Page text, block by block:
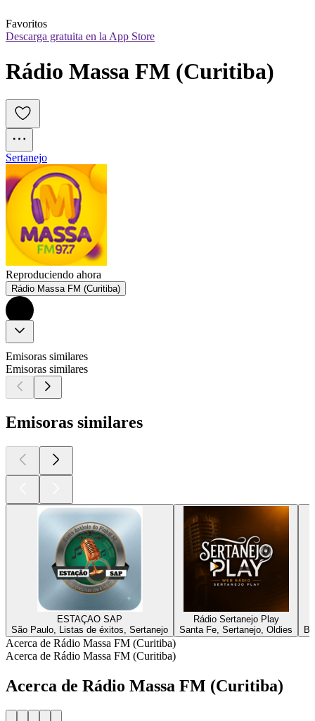
Favoritos
Descarga gratuita en la App Store
Rádio Massa FM (Curitiba)
Sertanejo
Reproduciendo ahora
Rádio Massa FM (Curitiba)
Emisoras similares
Emisoras similares
Emisoras similares
ESTAÇAO SAP
São Paulo, Listas de éxitos, Sertanejo
Rádio Sertanejo Play
Santa Fe, Sertanejo, Oldies
Acerca de Rádio Massa FM (Curitiba)
Acerca de Rádio Massa FM (Curitiba)
Acerca de Rádio Massa FM (Curitiba)